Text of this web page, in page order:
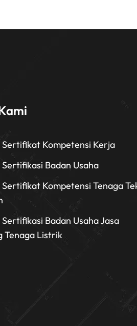
Sertifikat Kompetensi Kerja
Badan Usaha
Sertifikat Kompetensi Tenaga
Badan Usaha Jasa
Tenaga Listrik